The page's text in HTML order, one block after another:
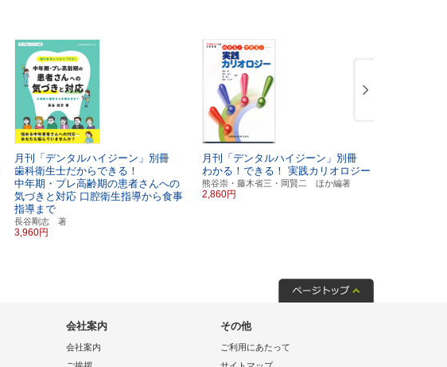
月刊「デンタルハイジーン」別冊
歯科衛生士だからできる！
中年期・プレ高齢期の患者さんへの
気づきと対応 口腔衛生指導から食事
指導まで
長谷剛志 著
3,960円
月刊「デンタルハイジーン」別冊
わかる！できる！ 実践カリオロジー
熊谷崇・藤木省三・岡賢二 ほか編著
2,860円
会社案内
会社案内
その他
ご利用にあたって